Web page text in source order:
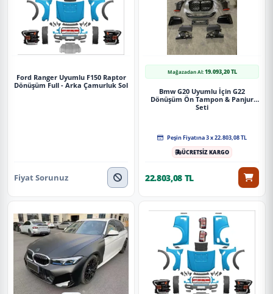
Aracınızın ölçülerine uygundur. Montaj işlemi el
yatkınlığı gerektirebilir.
Paket İçeriği
Cooper F55 Uyumlu İçin (4 Kapı) Jcw Body Kit - Makyajlı Görünüm
Siparişleriniz darbe emici özel ambalajlarla, kargoda zarar
görmeyecek şekilde paketlenerek tarafınıza ulaştırılır. %100
Müşteri memnuniyeti garantisiyle.
Ford Ranger Uyumlu F150 Raptor
Dönüşüm Full - Arka Çamurluk Sol
Fiyat Sorunuz
Mağazadan Al:19.093,20 TL
Bmw G20 Uyumlu İçin G22
Dönüşüm Ön Tampon & Panjur
Seti
Peşin Fiyatına 3 x 22.803,08 TL
ÜCRETSİZ KARGO
22.803,08 TL